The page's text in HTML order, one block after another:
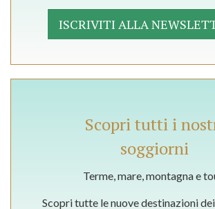
ISCRIVITI ALLA
Scopri tutti i
soggiorni
Terme, mare, montagna e
Scopri tutte le nuove destinazioni dei